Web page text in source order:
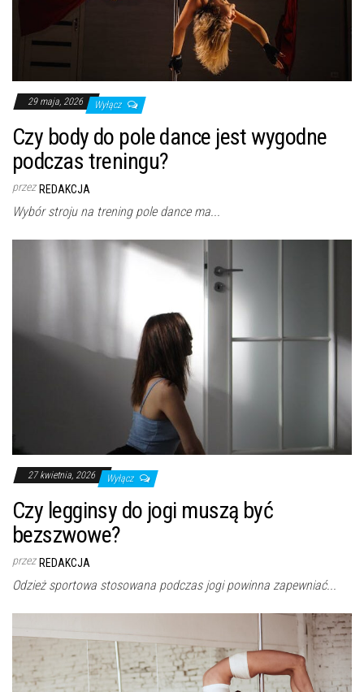
29 maja, 2026 Wyłącz
Czy body do pole dance jest wygodne
podczas treningu?
przez REDAKCJA
Wybór stroju na trening pole dance ma...
27 kwietnia, 2026 Wyłącz
Czy legginsy do jogi muszą być
bezszwowe?
przez REDAKCJA
Odzież sportowa stosowana podczas jogi powinna zapewniać...